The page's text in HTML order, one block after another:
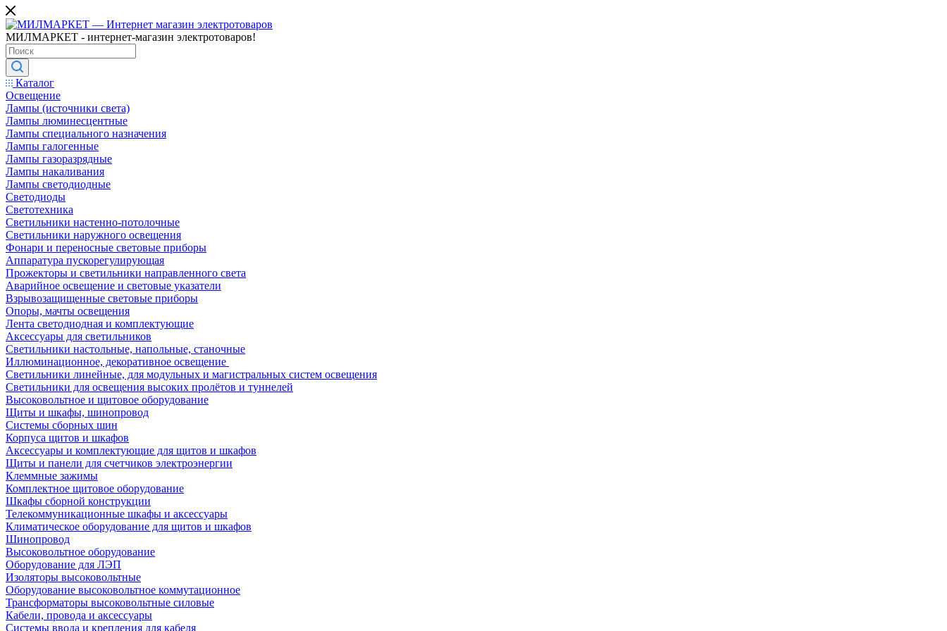
МИЛМАРКЕТ - интернет-магазин электротоваров!
Каталог
Освещение
Лампы (источники света)
Лампы люминесцентные
Лампы специального назначения
Лампы галогенные
Лампы газоразрядные
Лампы накаливания
Лампы светодиодные
Светодиоды
Светотехника
Светильники настенно-потолочные
Светильники наружного освещения
Фонари и переносные световые приборы
Аппаратура пускорегулирующая
Прожекторы и светильники направленного света
Аварийное освещение и световые указатели
Взрывозащищенные световые приборы
Опоры, мачты освещения
Лента светодиодная и комплектующие
Аксессуары для светильников
Светильники настольные, напольные, станочные
Иллюминационное, декоративное освещение
Светильники линейные, для модульных и магистральных систем освещения
Светильники для освещения высоких пролётов и туннелей
Высоковольтное и щитовое оборудование
Щиты и шкафы, шинопровод
Системы сборных шин
Корпуса щитов и шкафов
Аксессуары и комплектующие для щитов и шкафов
Щиты и панели для счетчиков электроэнергии
Клеммные зажимы
Комплектное щитовое оборудование
Шкафы сборной конструкции
Телекоммуникационные шкафы и аксессуары
Климатическое оборудование для щитов и шкафов
Шинопровод
Высоковольтное оборудование
Оборудование для ЛЭП
Изоляторы высоковольтные
Оборудование высоковольтное коммутационное
Трансформаторы высоковольтные силовые
Кабели, провода и аксессуары
Системы ввода и крепления для кабеля